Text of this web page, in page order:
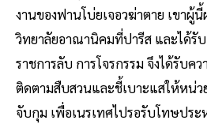
งานของฟานโบ่ยเจอวฆ่าตาย เขาผู้
วิทยาลัยอาณานิคมที่ปารีส และได้รั
ราชการลับ การโจรกรรม จึงได้รับคว
ติดตามสืบสวนและชี้เบาะแสให้หน่ว
จับกุม เพื่อเนรเทศไปรอรับโทษประ